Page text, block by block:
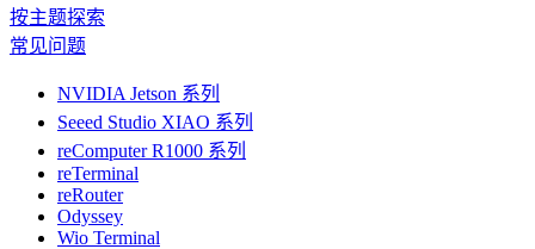
按主题探索
常见问题
NVIDIA Jetson 系列
Seeed Studio XIAO 系列
reComputer R1000 系列
reTerminal
reRouter
Odyssey
Wio Terminal